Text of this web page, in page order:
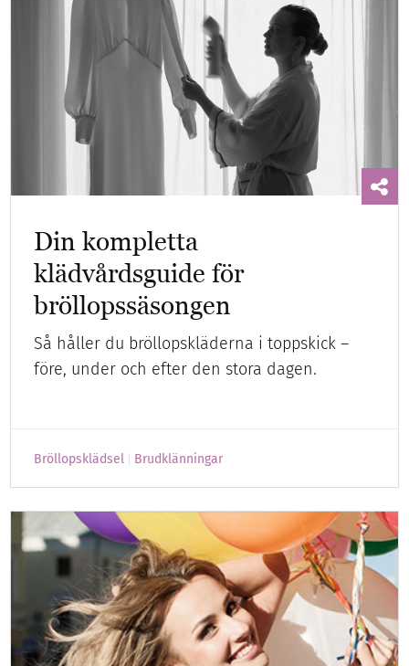
Din kompletta
klädvårdsguide för
bröllopssäsongen
Så håller du bröllopskläderna i toppskick –
före, under och efter den stora dagen.
Bröllopsklädsel Brudklänningar